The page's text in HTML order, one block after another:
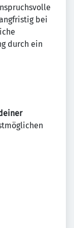
bei
durch ein